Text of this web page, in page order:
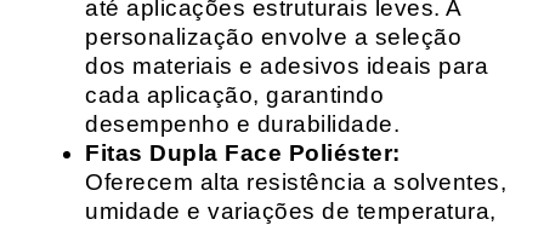
até aplicações estruturais leves. A
personalização envolve a seleção
dos materiais e adesivos ideais para
cada aplicação, garantindo
desempenho e durabilidade.
Fitas Dupla Face Poliéster:
Oferecem alta resistência a solventes,
umidade e variações de temperatura,